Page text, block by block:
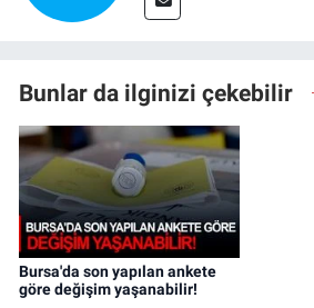
Bunlar da ilginizi çekebilir
Bursa'da son yapılan ankete
göre değişim yaşanabilir!